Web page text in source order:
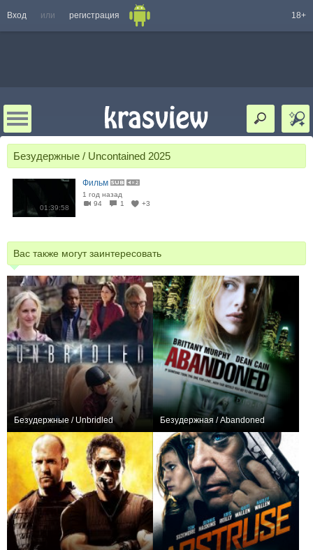
Вход или регистрация 18+
Безудержные / Uncontained 2025
01:39:58
Фильм
1 год назад
94
1 +3
Вас также могут заинтересовать
Безудержные / Unbridled Безудержная / Abandoned